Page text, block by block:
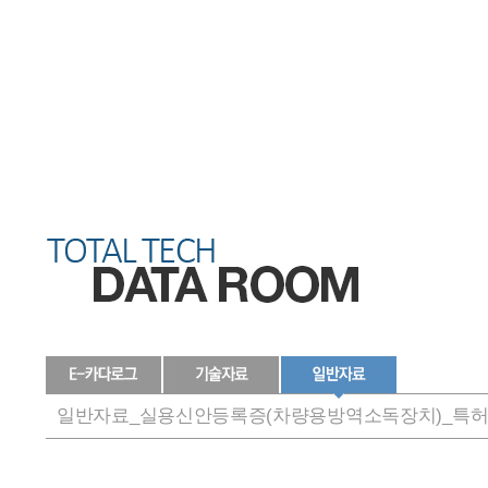
일반자료_실용신안등록증(차량용방역소독장치)_특